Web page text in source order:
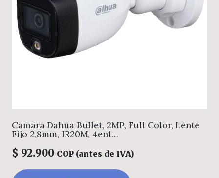
Camara Dahua Bullet, 2MP, Full Color, Lente
Fijo 2,8mm, IR20M, 4en1
StarLight, IP67, 12VDC
$ 92.900 COP (antes de IVA)